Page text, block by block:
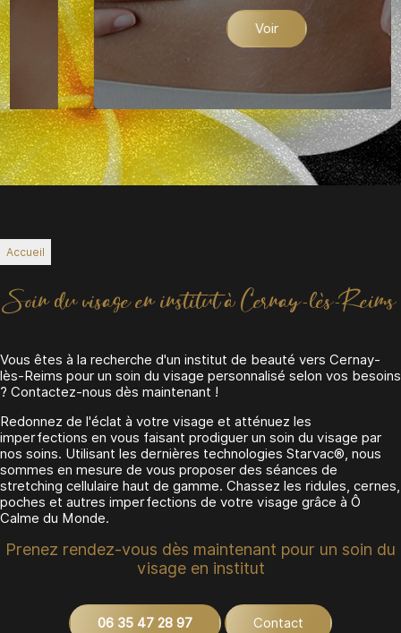
Accueil
Soin du visage en institut à Cernay-lès-Reims
Vous êtes à la recherche d'un institut de beauté vers Cernay-
lès-Reims pour un soin du visage personnalisé selon vos besoins
? Contactez-nous dès maintenant !
Redonnez de l'éclat à votre visage et atténuez les
imperfections en vous faisant prodiguer un soin du visage par
nos soins. Utilisant les dernières technologies Starvac®, nous
sommes en mesure de vous proposer des séances de
stretching cellulaire haut de gamme. Chassez les ridules, cernes,
poches et autres imperfections de votre visage grâce à Ô
Calme du Monde.
Prenez rendez-vous dès maintenant pour un soin du
visage en institut
06 35 47 28 97 Contact